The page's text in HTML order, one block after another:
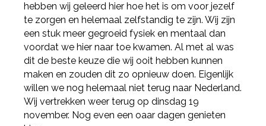
hebben wij geleerd hier hoe het is om voor jezelf
te zorgen en helemaal zelfstandig te zijn. Wij zijn
een stuk meer gegroeid fysiek en mentaal dan
voordat we hier naar toe kwamen. Al met al was
dit de beste keuze die wij ooit hebben kunnen
maken en zouden dit zo opnieuw doen. Eigenlijk
willen we nog helemaal niet terug naar Nederland.
Wij vertrekken weer terug op dinsdag 19
november. Nog even een oaar dagen genieten
Deel via Facebook
Deel via Twitter
Deel via LinkedIn